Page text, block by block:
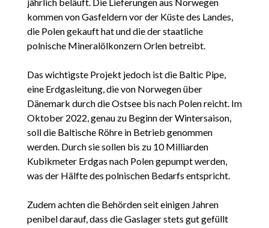
jährlich beläuft. Die Lieferungen aus Norwegen
kommen von Gasfeldern vor der Küste des Landes,
die Polen gekauft hat und die der staatliche
polnische Mineralölkonzern Orlen betreibt.
Das wichtigste Projekt jedoch ist die Baltic Pipe,
eine Erdgasleitung, die von Norwegen über
Dänemark durch die Ostsee bis nach Polen reicht. Im
Oktober 2022, genau zu Beginn der Wintersaison,
soll die Baltische Röhre in Betrieb genommen
werden. Durch sie sollen bis zu 10 Milliarden
Kubikmeter Erdgas nach Polen gepumpt werden,
was der Hälfte des polnischen Bedarfs entspricht.
Zudem achten die Behörden seit einigen Jahren
penibel darauf, dass die Gaslager stets gut gefüllt